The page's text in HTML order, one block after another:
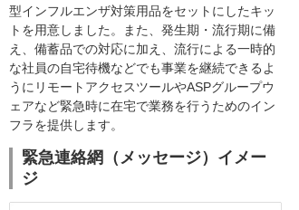
型インフルエンザ対策用品をセットにしたキッ
トを用意しました。また、発生期・流行期に備
え、備蓄品での対応に加え、流行による一時的
な社員の自宅待機などでも事業を継続できるよ
うにリモートアクセスツールやASPグループウ
ェアなど緊急時に在宅で業務を行うためのイン
フラを提供します。
緊急連絡網（メッセージ）イメー
ジ